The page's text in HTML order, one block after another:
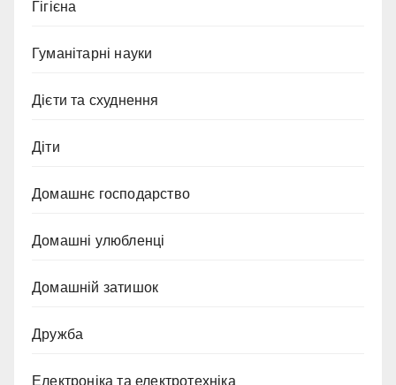
Гігієна
Гуманітарні науки
Дієти та схуднення
Діти
Домашнє господарство
Домашні улюбленці
Домашній затишок
Дружба
Електроніка та електротехніка